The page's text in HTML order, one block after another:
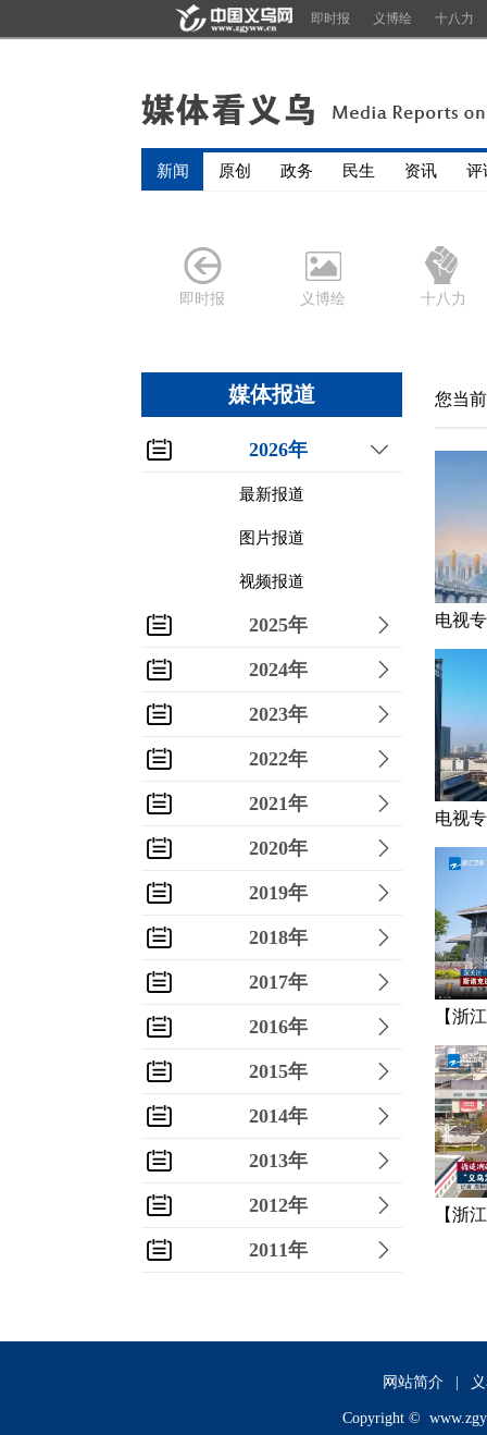
即时报 义博绘 十八力
新闻 原创 政务 民生 资讯 评
即时报 义博绘 十八力
媒体报道
2026年
最新报道
图片报道
视频报道
2025年
2024年
2023年
2022年
2021年
2020年
2019年
2018年
2017年
2016年
2015年
2014年
2013年
2012年
2011年
2009年
您当
电视
平关
《“点
电视
平关
【浙
诺克
新生代
【浙
网站简介
Copyright ©